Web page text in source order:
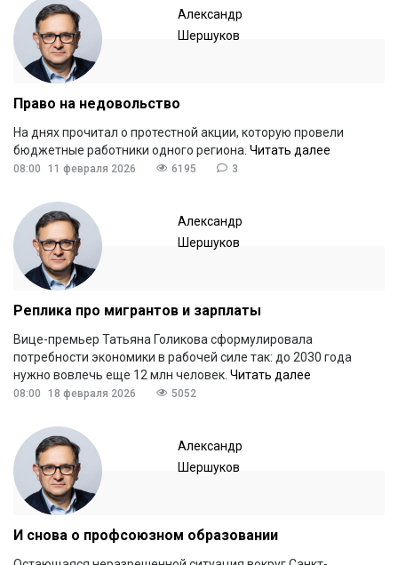
Александр
Шершуков
Право на недовольство
На днях прочитал о протестной акции, которую провели
бюджетные работники одного региона. Читать далее
08:00 11 февраля 2026 6195 3
Александр
Шершуков
Реплика про мигрантов и зарплаты
Вице-премьер Татьяна Голикова сформулировала
потребности экономики в рабочей силе так: до 2030 года
нужно вовлечь еще 12 млн человек. Читать далее
08:00 18 февраля 2026 5052
Александр
Шершуков
И снова о профсоюзном образовании